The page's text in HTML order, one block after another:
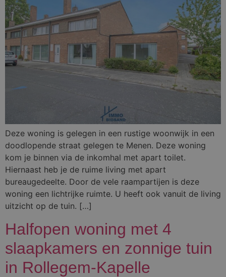
Deze woning is gelegen in een rustige woonwijk in een
doodlopende straat gelegen te Menen. Deze woning
kom je binnen via de inkomhal met apart toilet.
Hiernaast heb je de ruime living met apart
bureaugedeelte. Door de vele raampartijen is deze
woning een lichtrijke ruimte. U heeft ook vanuit de living
uitzicht op de tuin. […]
Halfopen woning met 4
slaapkamers en zonnige tuin
in Rollegem-Kapelle